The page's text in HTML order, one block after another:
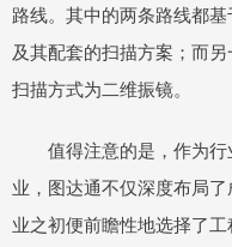
路线。其中的两条路线都
及其配套的扫描方案；而
扫描方式为二维振镜。
值得注意的是，作为行
业，图达通不仅深度布局
业之初便前瞻性地选择了